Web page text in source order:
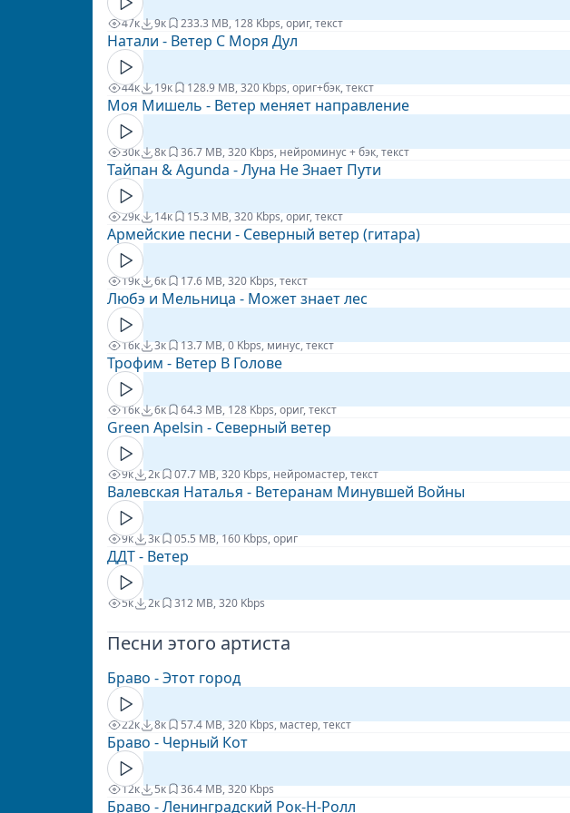
47к 9к 233.3 MB, 128 Kbps, ориг, текст
Натали - Ветер С Моря Дул
44к 19к 128.9 MB, 320 Kbps, ориг+бэк, текст
Моя Мишель - Ветер меняет направление
30к 8к 36.7 MB, 320 Kbps, нейроминус + бэк, текст
Тайпан & Agunda - Луна Не Знает Пути
29к 14к 15.3 MB, 320 Kbps, ориг, текст
Армейские песни - Северный ветер (гитара)
19к 6к 17.6 MB, 320 Kbps, текст
Любэ и Мельница - Может знает лес
16к 3к 13.7 MB, 0 Kbps, минус, текст
Трофим - Ветер В Голове
16к 6к 64.3 MB, 128 Kbps, ориг, текст
Green Apelsin - Северный ветер
9к 2к 07.7 MB, 320 Kbps, нейромастер, текст
Валевская Наталья - Ветеранам Минувшей Войны
9к 3к 05.5 MB, 160 Kbps, ориг
ДДТ - Ветер
5к 2к 312 MB, 320 Kbps
Песни этого артиста
Браво - Этот город
22к 8к 57.4 MB, 320 Kbps, мастер, текст
Браво - Черный Кот
12к 5к 36.4 MB, 320 Kbps
Браво - Ленинградский Рок-Н-Ролл